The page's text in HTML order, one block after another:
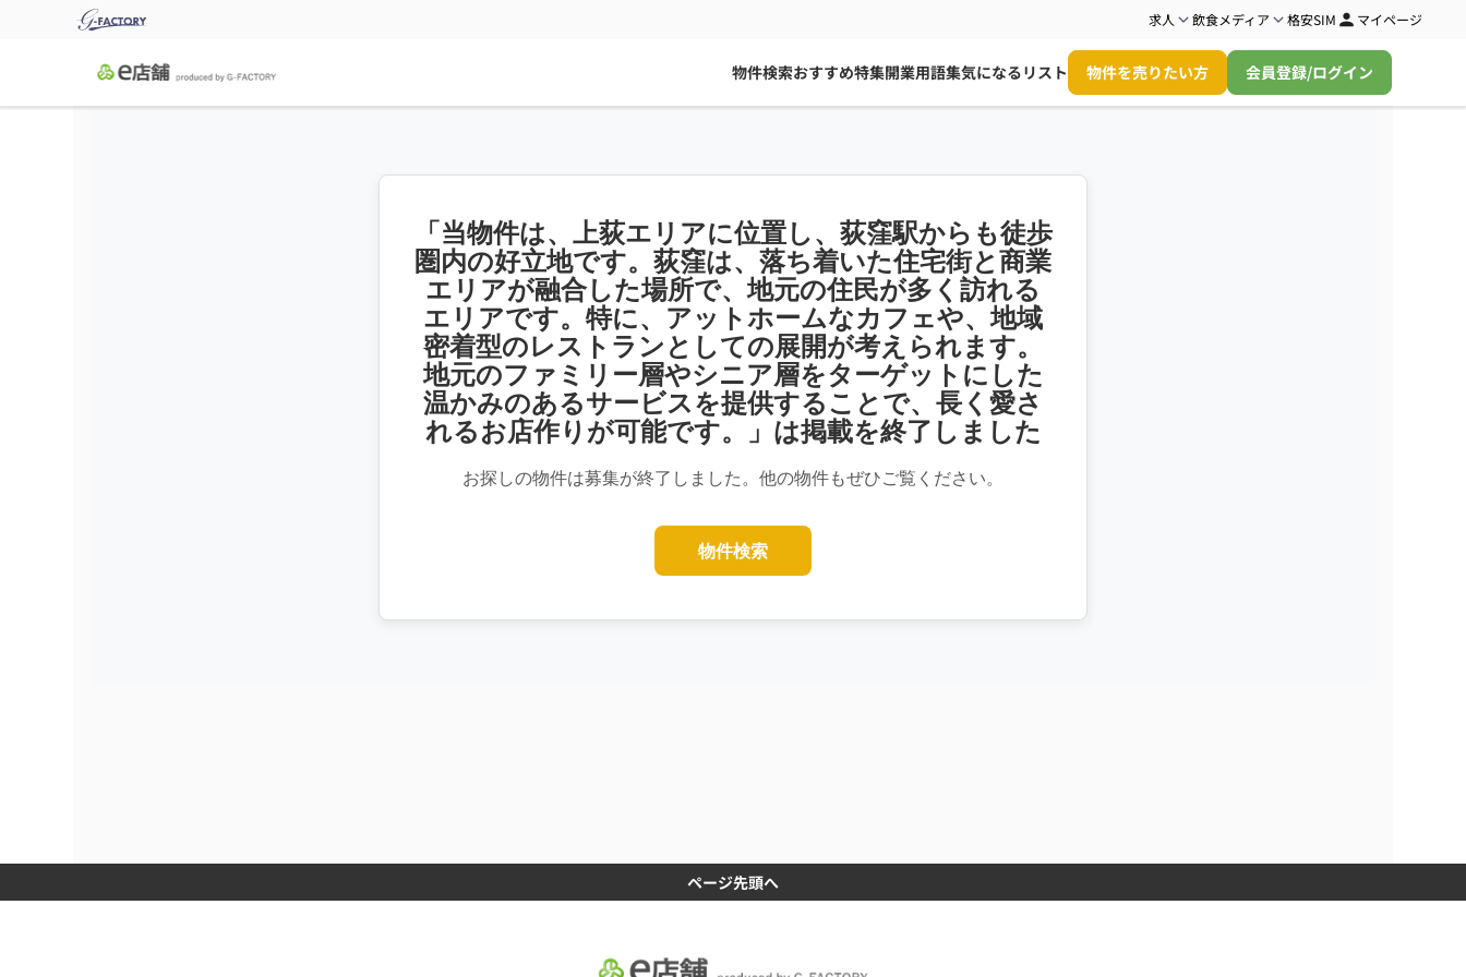
求人 飲食メディア 格安SIM マイページ
物件検索おすすめ特集開業用語集気になるリスト 物件を売りたい方 会員登録/ログイン
「当物件は、上荻エリアに位置し、荻窪駅からも徒歩
圏内の好立地です。荻窪は、落ち着いた住宅街と商業
エリアが融合した場所で、地元の住民が多く訪れる
エリアです。特に、アットホームなカフェや、地域
密着型のレストランとしての展開が考えられます。
地元のファミリー層やシニア層をターゲットにした
温かみのあるサービスを提供することで、長く愛さ
れるお店作りが可能です。」は掲載を終了しました
お探しの物件は募集が終了しました。他の物件もぜひご覧ください。
物件検索
ページ先頭へ